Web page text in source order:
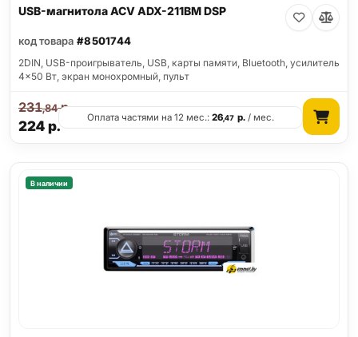
USB-магнитола ACV ADX-211BM DSP
код товара #8501744
2DIN, USB-проигрыватель, USB, карты памяти, Bluetooth, усилитель
4x50 Вт, экран монохромный, пульт
224р.
231,84р.
Оплата частями на 12 мес.:26,47 р./ мес.
В наличии